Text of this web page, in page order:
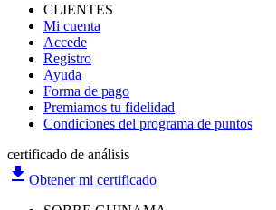
CLIENTES
Mi cuenta
Accede
Registro
Ayuda
Forma de pago
Premiamos tu fidelidad
Condiciones del programa de puntos
certificado de análisis
file_download Obtener mi certificado